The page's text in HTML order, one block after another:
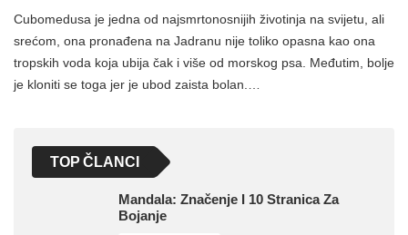
Cubomedusa je jedna od najsmrtonosnijih životinja na svijetu, ali
srećom, ona pronađena na Jadranu nije toliko opasna kao ona
tropskih voda koja ubija čak i više od morskog psa. Međutim, bolje
je kloniti se toga jer je ubod zaista bolan.…
TOP ČLANCI
Mandala: Značenje I 10 Stranica Za
Bojanje